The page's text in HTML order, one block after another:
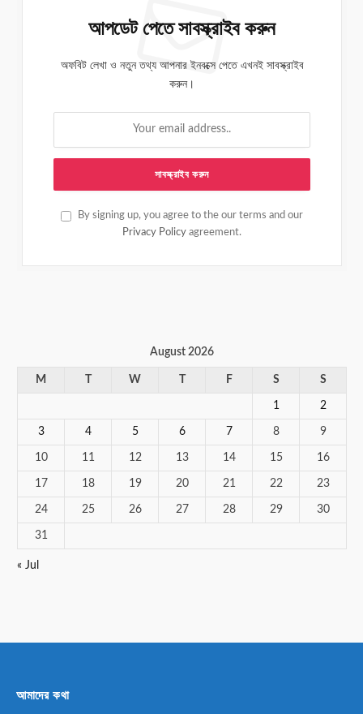
আপডেট পেতে সাবস্ক্রাইব করুন
অফবিট লেখা ও নতুন তথ্য আপনার ইনবক্সে পেতে এখনই সাবস্ক্রাইব
করুন।
By signing up, you agree to the our terms and our
Privacy Policy agreement.
August 2026
M T W T F S S
1 2
3 4 5 6 7 8 9
10 11 12 13 14 15 16
17 18 19 20 21 22 23
24 25 26 27 28 29 30
31
« Jul
আমাদের কথা